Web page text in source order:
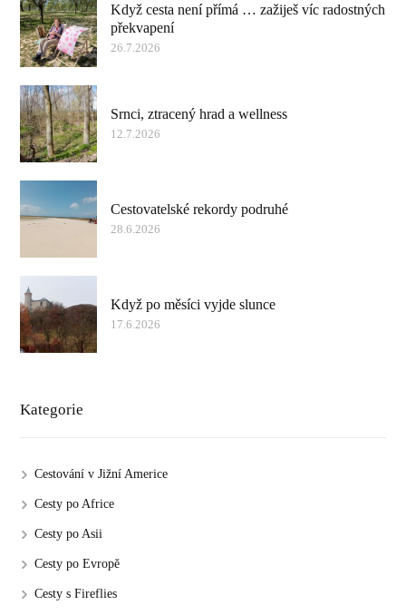
Když cesta není přímá … zažiješ víc radostných
překvapení
26.7.2026
Srnci, ztracený hrad a wellness
12.7.2026
Cestovatelské rekordy podruhé
28.6.2026
Když po měsíci vyjde slunce
17.6.2026
Kategorie
Cestování v Jižní Americe
Cesty po Africe
Cesty po Asii
Cesty po Evropě
Cesty s Fireflies